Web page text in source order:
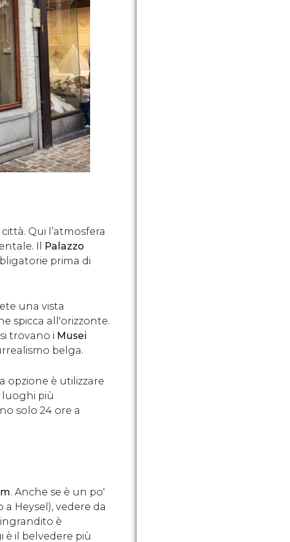
Qui l’atmosfera
Il Palazzo
prima di
una vista
spicca all'orizzonte.
trovano i Musei
belga.
opzione è utilizzare
luoghi più
solo 24 ore a
. Anche se è un po'
Heysel), vedere da
è
è il belvedere più